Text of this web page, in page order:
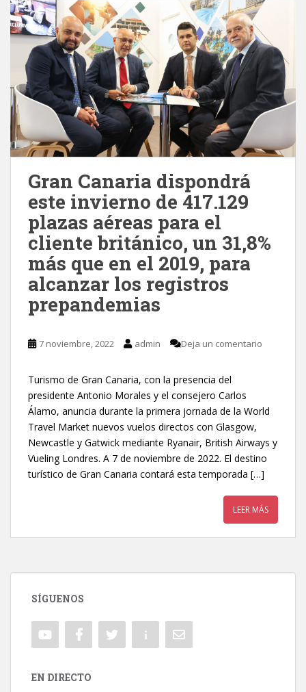
Gran Canaria dispondrá
este invierno de 417.129
plazas aéreas para el
cliente británico, un 31,8%
más que en el 2019, para
alcanzar los registros
prepandemias
7 noviembre, 2022 admin Deja un comentario
Turismo de Gran Canaria, con la presencia del
presidente Antonio Morales y el consejero Carlos
Álamo, anuncia durante la primera jornada de la World
Travel Market nuevos vuelos directos con Glasgow,
Newcastle y Gatwick mediante Ryanair, British Airways y
Vueling Londres. A 7 de noviembre de 2022. El destino
turístico de Gran Canaria contará esta temporada […]
LEER MÁS
SÍGUENOS
EN DIRECTO